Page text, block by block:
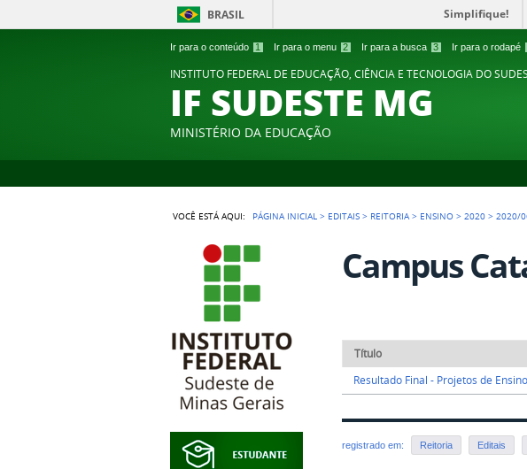
Ir para o conteúdo 1 Ir para o menu 2 Ir para a busca 3 Ir para o rodapé
BRASIL Simplifique!
INSTITUTO FEDERAL DE EDUCAÇÃO, CIÊNCIA E TECNOLOGIA DO
IF SUDESTE MG
MINISTÉRIO DA EDUCAÇÃO
VOCÊ ESTÁ AQUI: PÁGINA INICIAL > EDITAIS > REITORIA > ENSINO >2020 >2020/
Campus
Título
Resultado Final - Projetos de Ensino
registrado em: Reitoria Editais